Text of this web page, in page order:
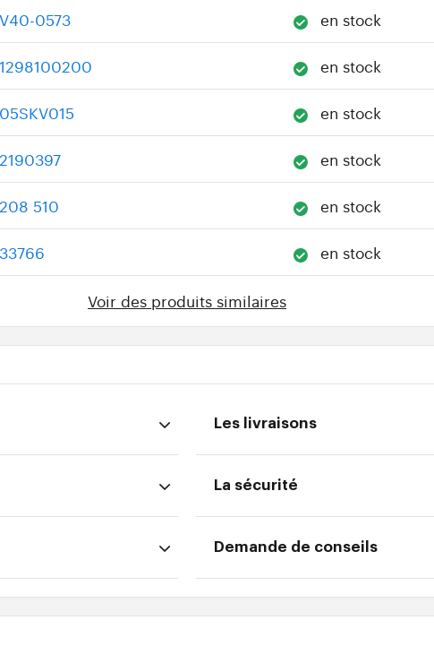
V40-0573 en stock
1298100200 en stock
05SKV015 en stock
2190397 en stock
208 510 en stock
33766 en stock
Voir des produits similaires
Les livraisons
La sécurité
Demande de conseils